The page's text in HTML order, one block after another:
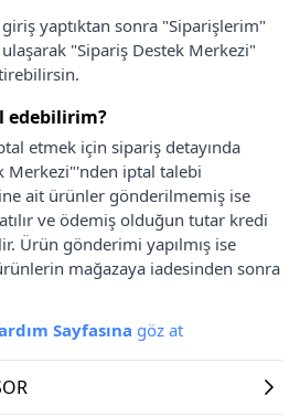
yaptıktan sonra "Siparişlerim"
"Sipariş Destek Merkezi"
edebilirim?
etmek için sipariş detayında
Merkezi"'nden iptal talebi
ait ürünler gönderilmemiş ise
ve ödemiş olduğun tutar kredi
Ürün gönderimi yapılmış ise
mağazaya iadesinden sonra
Sayfasına göz at